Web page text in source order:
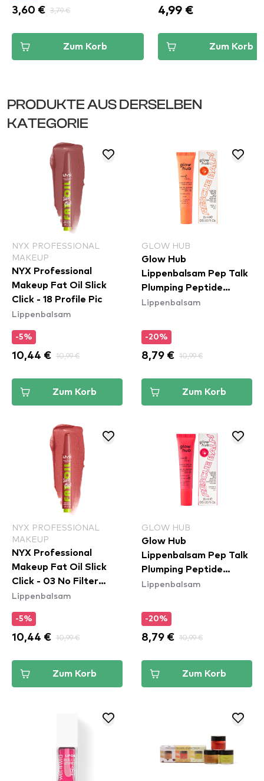
3,60 € 3,79 €
Zum Korb
4,99 €
Zum Korb
PRODUKTE AUS DERSELBEN
KATEGORIE
NYX PROFESSIONAL
MAKEUP
NYX Professional
Makeup Fat Oil Slick
Click - 18 Profile Pic
Lippenbalsam
-5%
10,44 € 10,99 €
Zum Korb
GLOW HUB
Glow Hub
Lippenbalsam Pep Talk
Plumping Peptide
Rescue Balm - Mango
Lippenbalsam
-20%
8,79 € 10,99 €
Zum Korb
NYX PROFESSIONAL
MAKEUP
NYX Professional
Makeup Fat Oil Slick
Click - 03 No Filter
Needed
Lippenbalsam
-5%
10,44 € 10,99 €
Zum Korb
GLOW HUB
Glow Hub
Lippenbalsam Pep Talk
Plumping Peptide
Rescue Balm -
Lippenbalsam
-20%
8,79 € 10,99 €
Zum Korb